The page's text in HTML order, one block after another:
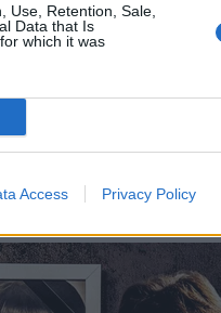
Use, Retention, Sale,
Data that Is
which it was
Access Privacy Policy